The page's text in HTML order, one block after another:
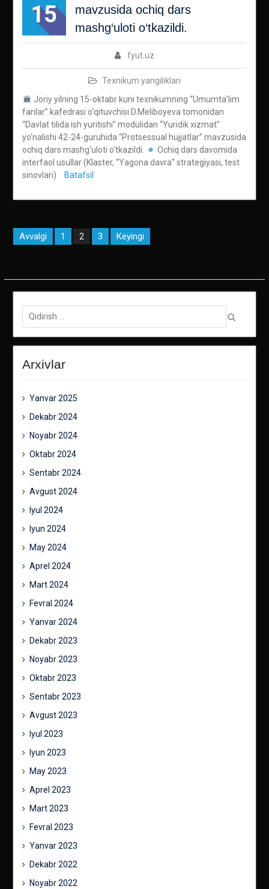
15
mavzusida ochiq dars
mashg‘uloti o‘tkazildi.
fyut.uz
Texnikum yangiliklari
Joriy yilning 15-oktabr kuni texnikumning “Umumta’lim
fanlar” kafedrasi o‘qituvchisi D.Meliboyeva tomonidan
“Davlat tilida ish yuritishi” modulidan “Yuridik xizmat”
yo‘nalishi 42-24-guruhida “Protsessual hujjatlar” mavzusida
ochiq dars mashg‘uloti o‘tkazildi.
Ochiq dars davomida
interfaol usullar (Klaster, “Yagona davra” strategiyasi, test
sinovlari)
Batafsil
Maqolalar
bo‘yicha
Avvalgi 1 2 3 Keyingi
Qidirish:
Arxivlar
Yanvar 2025
Dekabr 2024
Noyabr 2024
Oktabr 2024
Sentabr 2024
Avgust 2024
Iyul 2024
Iyun 2024
May 2024
Aprel 2024
Mart 2024
Fevral 2024
Yanvar 2024
Dekabr 2023
Noyabr 2023
Oktabr 2023
Sentabr 2023
Avgust 2023
Iyul 2023
Iyun 2023
May 2023
Aprel 2023
Mart 2023
Fevral 2023
Yanvar 2023
Dekabr 2022
Noyabr 2022